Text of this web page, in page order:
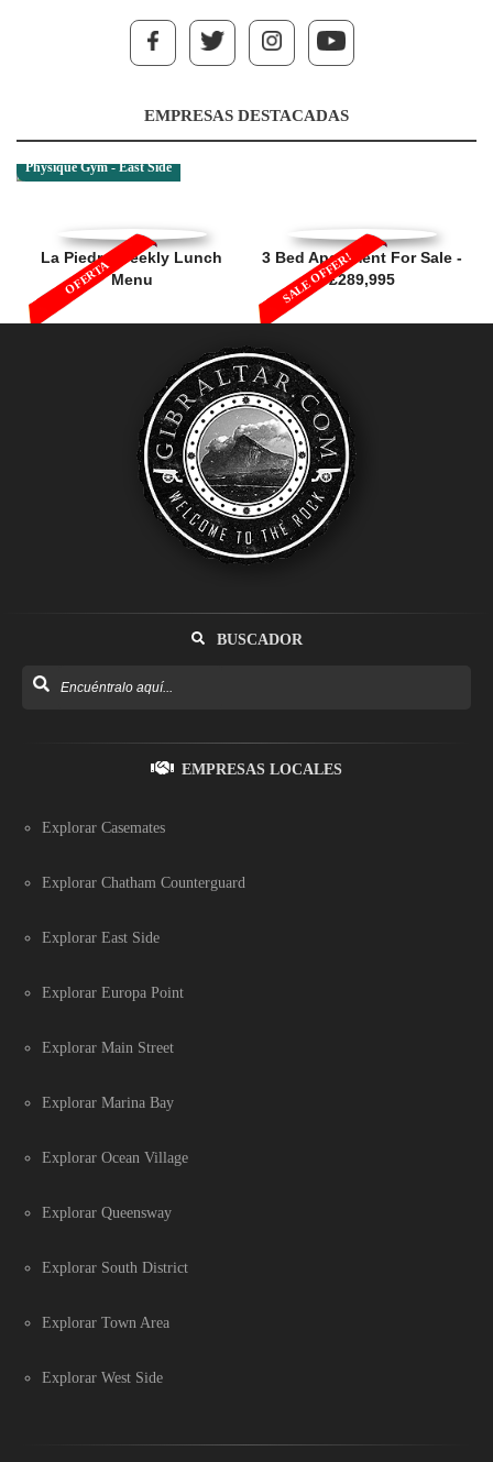
EMPRESAS DESTACADAS
Physique Gym - East Side
La Piedra Weekly Lunch
Menu
OFERTA
3 Bed Apartment For Sale -
£289,995
SALE OFFER!
BUSCADOR
EMPRESAS LOCALES
Explorar Casemates
Explorar Chatham Counterguard
Explorar East Side
Explorar Europa Point
Explorar Main Street
Explorar Marina Bay
Explorar Ocean Village
Explorar Queensway
Explorar South District
Explorar Town Area
Explorar West Side